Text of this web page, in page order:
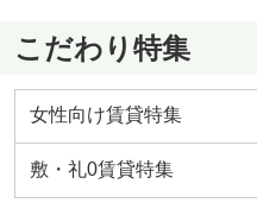
こだわり特集
女性向け賃貸特集
敷・礼0賃貸特集